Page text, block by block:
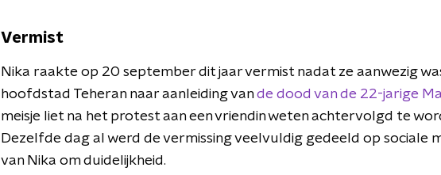
Vermist
Nika raakte op 20 september dit jaar vermist nadat ze aanwezig
hoofdstad Teheran naar aanleiding vande dood van de 22-jarige
meisje liet na het protest aan een vriendin weten achtervolgd te
Dezelfde dag al werd de vermissing veelvuldig gedeeld op sociale
van Nika om duidelijkheid.